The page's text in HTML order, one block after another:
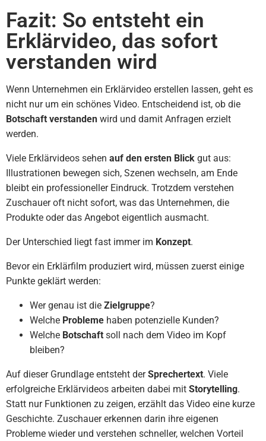
Fazit: So entsteht ein
Erklärvideo, das sofort
verstanden wird
Wenn Unternehmen ein Erklärvideo erstellen lassen, geht es
nicht nur um ein schönes Video. Entscheidend ist, ob die
Botschaft verstanden wird und damit Anfragen erzielt
werden.
Viele Erklärvideos sehen auf den ersten Blick gut aus:
Illustrationen bewegen sich, Szenen wechseln, am Ende
bleibt ein professioneller Eindruck. Trotzdem verstehen
Zuschauer oft nicht sofort, was das Unternehmen, die
Produkte oder das Angebot eigentlich ausmacht.
Der Unterschied liegt fast immer im Konzept.
Bevor ein Erklärfilm produziert wird, müssen zuerst einige
Punkte geklärt werden:
Wer genau ist die Zielgruppe?
Welche Probleme haben potenzielle Kunden?
Welche Botschaft soll nach dem Video im Kopf
bleiben?
Auf dieser Grundlage entsteht derSprechertext. Viele
erfolgreiche Erklärvideos arbeiten dabei mit Storytelling.
Statt nur Funktionen zu zeigen, erzählt das Video eine kurze
Geschichte. Zuschauer erkennen darin ihre eigenen
Probleme wieder und verstehen schneller, welchen Vorteil